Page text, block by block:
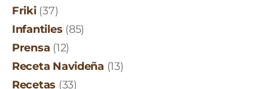
Friki(37)
Infantiles (85)
Prensa (12)
Receta Navideña (13)
Recetas (33)